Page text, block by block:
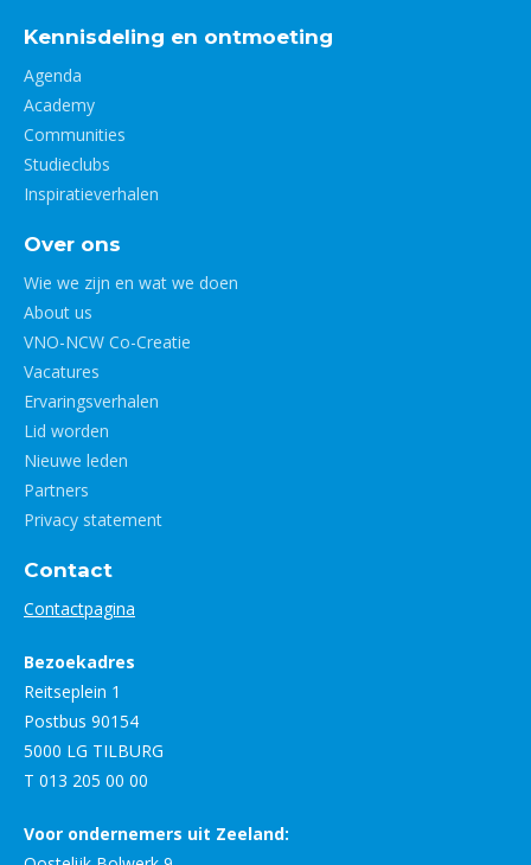
Kennisdeling en ontmoeting
Agenda
Academy
Communities
Studieclubs
Inspiratieverhalen
Over ons
Wie we zijn en wat we doen
About us
VNO-NCW Co-Creatie
Vacatures
Ervaringsverhalen
Lid worden
Nieuwe leden
Partners
Privacy statement
Contact
Contactpagina
Bezoekadres
Reitseplein 1
Postbus 90154
5000 LG TILBURG
T 013 205 00 00
Voor ondernemers uit Zeeland: